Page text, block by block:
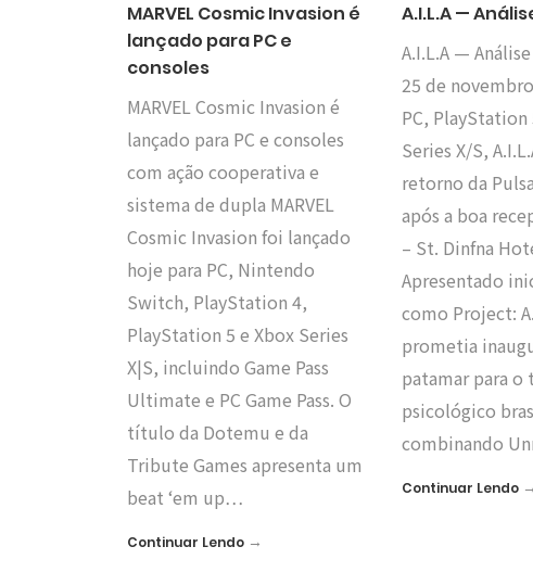
MARVEL Cosmic Invasion é
lançado para PC e
consoles
MARVEL Cosmic Invasion é
lançado para PC e consoles
com ação cooperativa e
sistema de dupla MARVEL
Cosmic Invasion foi lançado
hoje para PC, Nintendo
Switch, PlayStation 4,
PlayStation 5 e Xbox Series
X|S, incluindo Game Pass
Ultimate e PC Game Pass. O
título da Dotemu e da
Tribute Games apresenta um
beat ‘em up…
Continuar Lendo →
A.I.L.A —
A.I.L.A —
25 de
PC, PlayStation
Series X/S,
retorno da
após a boa
– St. Dinfna
Apresentado
como Project:
prometia
patamar para o
psicológico
combinando
Continuar Lendo →